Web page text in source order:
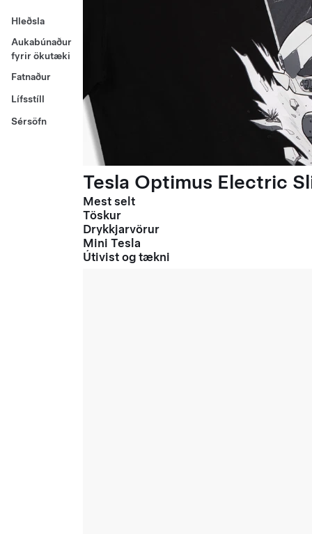
Hleðsla
Aukabúnaður
fyrir ökutæki
Fatnaður
Lífsstíll
Sérsöfn
Tesla Optimus Electric
Mest selt
Töskur
Drykkjarvörur
Mini Tesla
Útivist og tækni